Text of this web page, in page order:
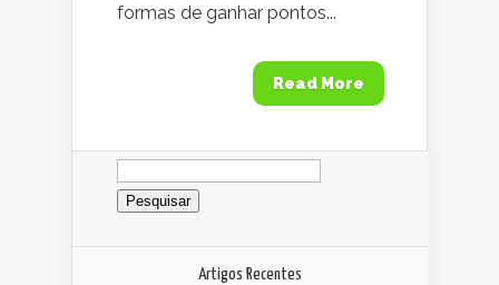
formas de ganhar pontos...
Read More
Pesquisar
por:
Artigos Recentes